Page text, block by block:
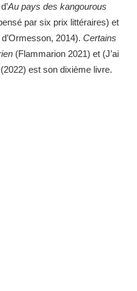
Au pays des kangourous
par six prix littéraires) et
2014). Certains
(Flammarion 2021) et (J’ai
(2022) est son dixième livre.